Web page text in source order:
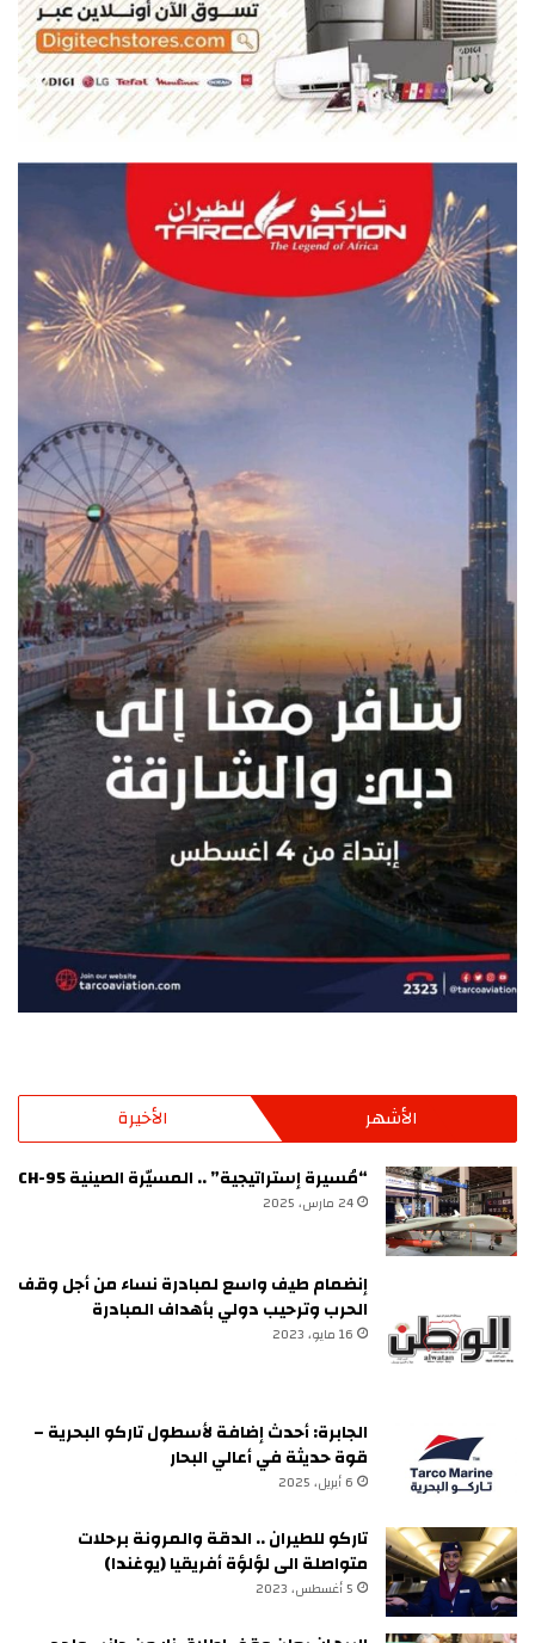
الأشهر الأخيرة
“مُسيرة إستراتيجية” .. المسيّرة الصينية CH-95
24 مارس، 2025
إنضمام طيف واسع لمبادرة نساء من أجل وقف
الحرب وترحيب دولي بأهداف المبادرة
16 مايو، 2023
الجابرة: أحدث إضافة لأسطول تاركو البحرية –
قوة حديثة في أعالي البحار
6 أبريل، 2025
تاركو للطيران .. الدقة والمرونة برحلات
متواصلة الى لؤلؤة أفريقيا (يوغندا)
5 أغسطس، 2023